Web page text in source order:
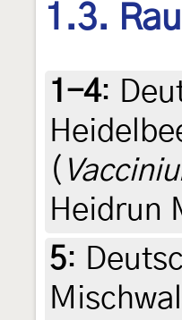
1.3.
1-4:
(
Heidrun
5: